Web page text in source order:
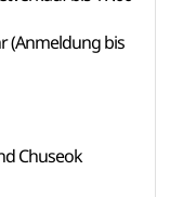
(Anmeldung bis
Chuseok